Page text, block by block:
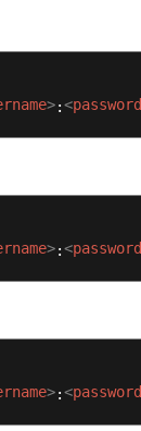
>:<password
>:<password
>:<password